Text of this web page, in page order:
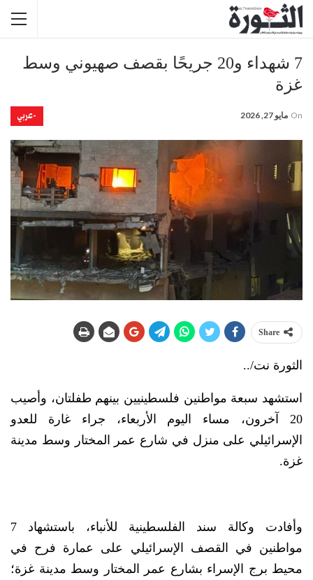
7 شهداء و20 جريحًا بقصف صهيوني وسط
غزة
-عربي On مايو 27, 2026
Share
الثورة نت/..
استشهد سبعة مواطنين فلسطينيين بينهم طفلتان، وأصيب
20 آخرون، مساء اليوم الأربعاء، جراء غارة للعدو
الإسرائيلي على منزل في شارع عمر المختار وسط مدينة
غزة.
وأفادت وكالة سند الفلسطينية للأنباء، باستشهاد 7
مواطنين في القصف الإسرائيلي على عمارة فرح في
محيط برج الإسراء بشارع عمر المختار وسط مدينة غزة؛